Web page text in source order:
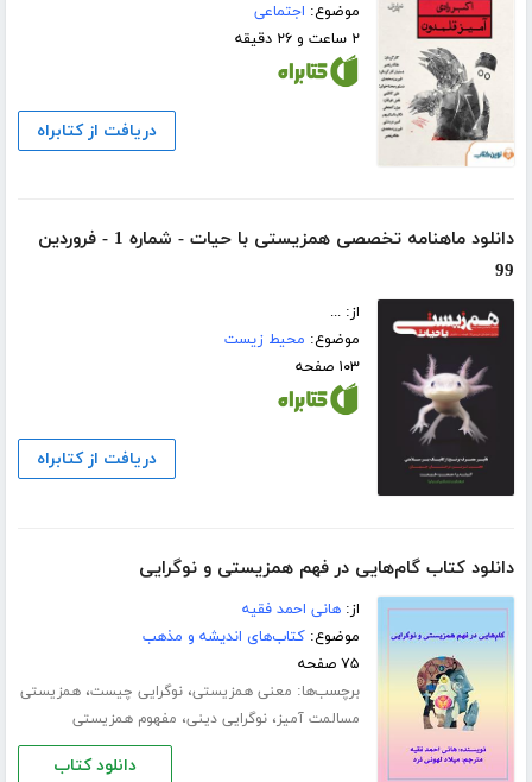
موضوع: اجتماعی
۲ ساعت و ۲۶ دقیقه
دریافت از کتابراه
دانلود ماهنامه تخصصی همزیستی با حیات - شماره 1 - فروردین
99
از: ...
موضوع: محیط زیست
۱۰۳ صفحه
دریافت از کتابراه
دانلود کتاب گام‌هایی در فهم همزیستی و نوگرایی
از:هانی احمد فقیه
موضوع:کتاب‌های اندیشه و مذهب
۷۵ صفحه
برچسب‌ها: معنی همزیستی،نوگرایی چیست،همزیستی
مسالمت آمیز،نوگرایی دینی، مفهوم همزیستی
دانلود کتاب